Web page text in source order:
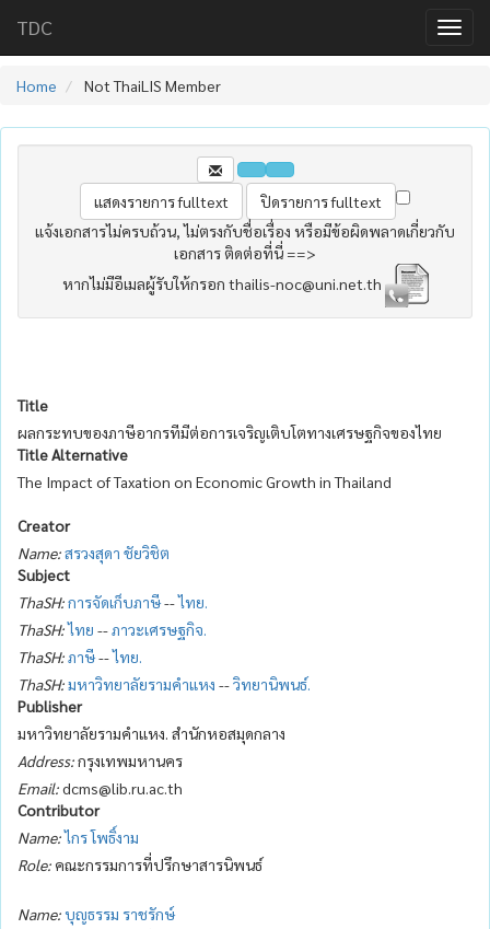
TDC
Home Not ThaiLIS Member
แจ้งเอกสารไม่ครบถ้วน, ไม่ตรงกับชื่อเรื่อง หรือมีข้อผิดพลาดเกี่ยวกับ
เอกสาร ติดต่อที่นี่ ==>
หากไม่มีอีเมลผู้รับให้กรอก thailis-noc@uni.net.th
Title
ผลกระทบของภาษีอากรทีมีต่อการเจริญเติบโตทางเศรษฐกิจของไทย
Title Alternative
The Impact of Taxation on Economic Growth in Thailand
Creator
Name:สรวงสุดา ชัยวิชิต
Subject
ThaSH:การจัดเก็บภาษี--ไทย.
ThaSH:ไทย --ภาวะเศรษฐกิจ.
ThaSH:ภาษี--ไทย.
ThaSH:มหาวิทยาลัยรามคำแหง --วิทยานิพนธ์.
Publisher
มหาวิทยาลัยรามคำแหง. สำนักหอสมุดกลาง
Address:กรุงเทพมหานคร
Email:dcms@lib.ru.ac.th
Contributor
Name:ไกร โพธิ์งาม
Role: คณะกรรมการที่ปรึกษาสารนิพนธ์
Name:บุญธรรม ราชรักษ์